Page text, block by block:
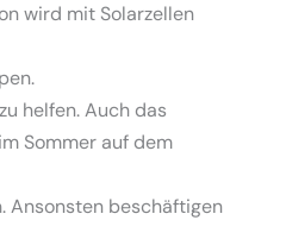
wird mit Solarzellen
helfen. Auch das
Sommer auf dem
Ansonsten beschäftigen